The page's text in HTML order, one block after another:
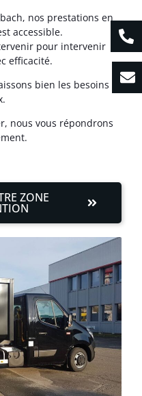
nos prestations en
accessible.
pour intervenir
efficacité.
bien les besoins
nous vous répondrons
ZONE